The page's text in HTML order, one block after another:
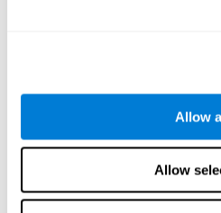
Allow
Allow
conexiones que no se usan. Si no
habilidad cognitiva, el cerebro no
patrón de activación neuronal, por
débil. Si no entrenamos esa
JUEGOS RECOMENDADOS